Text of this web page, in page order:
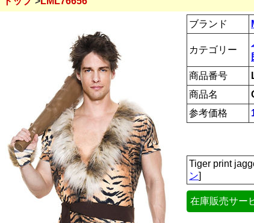
ブランド
カテゴリー
商品番号
商品名
参考価格
Tiger print
ン]
在庫販売サー